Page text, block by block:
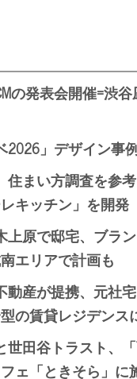
の発表会開催=渋
2026」デザイン事
住まい方調査を参
キッチン」を開発
上原で邸宅、ブラ
エリアで計画も
動産が提携、元社
の賃貸レジデンス
世田谷トラスト、
ェ「ときそら」に